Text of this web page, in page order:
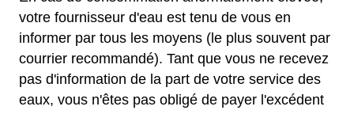
votre fournisseur d'eau est tenu de vous en
informer par tous les moyens (le plus souvent par
courrier recommandé). Tant que vous ne recevez
pas d'information de la part de votre service des
eaux, vous n'êtes pas obligé de payer l'excédent